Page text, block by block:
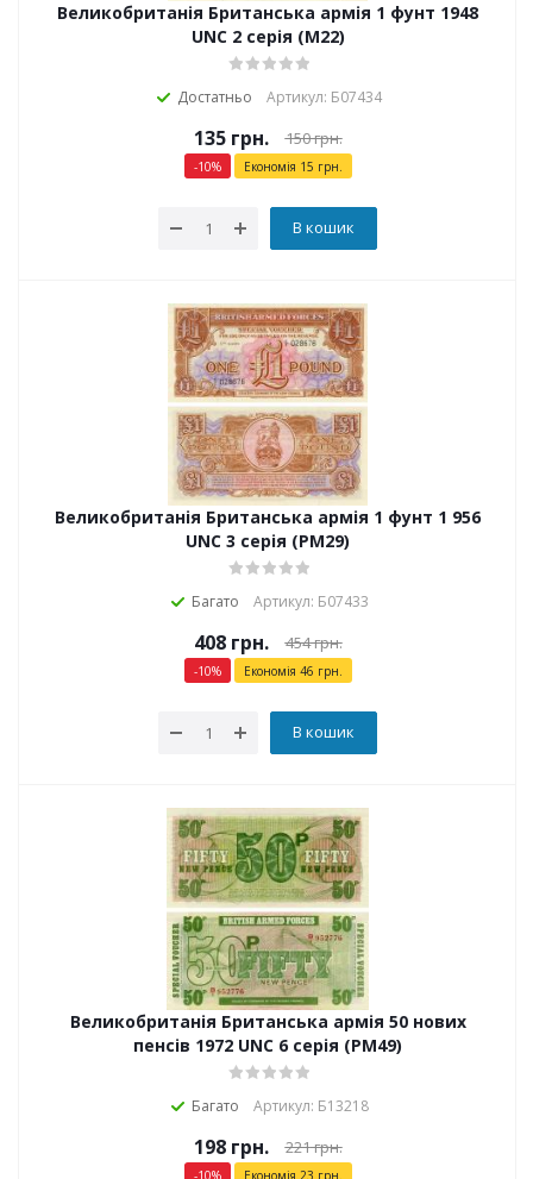
Великобританія Британська армія 1 фунт 1948
UNC 2 серія (M22)
Достатньо Артикул: Б07434
135грн. 150грн.
-10% Економія 15 грн.
В кошик
Великобританія Британська армія 1 фунт 1 956
UNC 3 серія (PM29)
Багато Артикул: Б07433
408грн. 454грн.
-10% Економія 46 грн.
В кошик
Великобританія Британська армія 50 нових
пенсів 1972 UNC 6 серія (PM49)
Багато Артикул: Б13218
198грн. 221грн.
-10% Економія 23 грн.